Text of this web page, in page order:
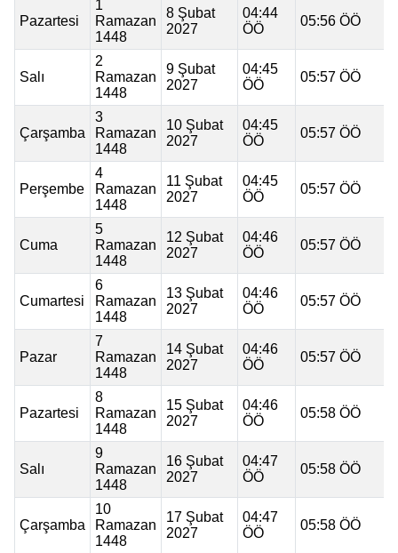
Pazartesi
1
Ramazan
1448
8 Şubat
2027
04:44
ÖÖ
05:56 ÖÖ
Salı
2
Ramazan
1448
9 Şubat
2027
04:45
ÖÖ
05:57 ÖÖ
Çarşamba
3
Ramazan
1448
10 Şubat
2027
04:45
ÖÖ
05:57 ÖÖ
Perşembe
4
Ramazan
1448
11 Şubat
2027
04:45
ÖÖ
05:57 ÖÖ
Cuma
5
Ramazan
1448
12 Şubat
2027
04:46
ÖÖ
05:57 ÖÖ
Cumartesi
6
Ramazan
1448
13 Şubat
2027
04:46
ÖÖ
05:57 ÖÖ
Pazar
7
Ramazan
1448
14 Şubat
2027
04:46
ÖÖ
05:57 ÖÖ
Pazartesi
8
Ramazan
1448
15 Şubat
2027
04:46
ÖÖ
05:58 ÖÖ
Salı
9
Ramazan
1448
16 Şubat
2027
04:47
ÖÖ
05:58 ÖÖ
Çarşamba
10
Ramazan
1448
17 Şubat
2027
04:47
ÖÖ
05:58 ÖÖ